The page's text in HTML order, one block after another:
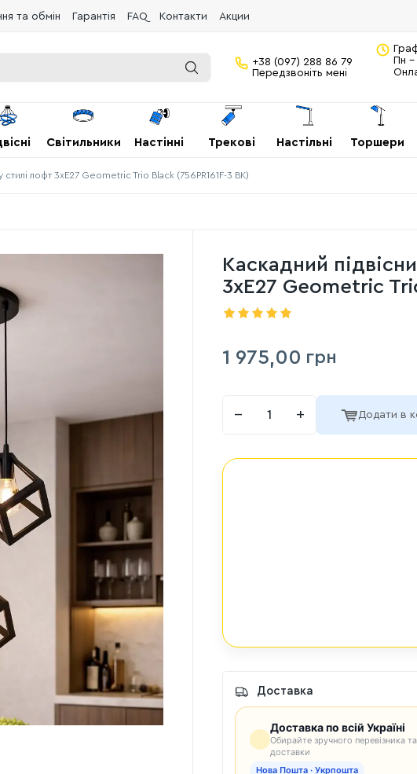
та обмін Гарантія FAQ Контакти Акции
+38 (097) 288 86 79
Передзвоніть мені
Пн -
Світильники Настінні Трекові Настільні Торшери
стилі лофт 3хE27 Geometric Trio Black (756PR161F-3 BK)
Каскадний
3хE27 Geometric
1 975,00 грн
− + Додати в
Доставка
Доставка по всій Україні
Обирайте зручного перевізника
доставки
Нова Пошта · Укрпошта